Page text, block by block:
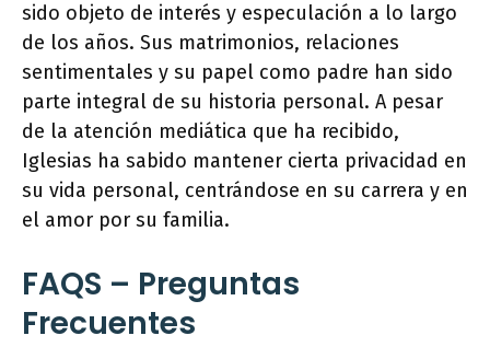
sido objeto de interés y especulación a lo largo
de los años. Sus matrimonios, relaciones
sentimentales y su papel como padre han sido
parte integral de su historia personal. A pesar
de la atención mediática que ha recibido,
Iglesias ha sabido mantener cierta privacidad en
su vida personal, centrándose en su carrera y en
el amor por su familia.
FAQS – Preguntas
Frecuentes